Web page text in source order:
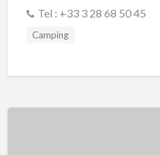
Tel : +33 3 28 68 50 45
Camping